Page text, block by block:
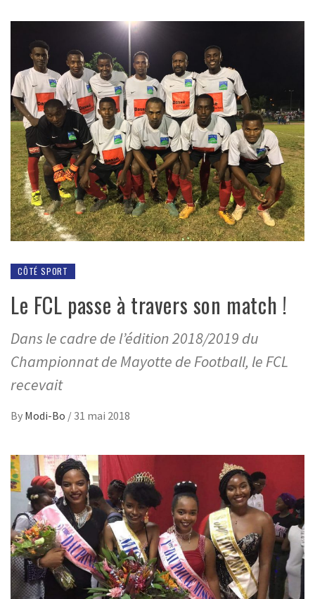
CÔTÉ SPORT
Le FCL passe à travers son match !
Dans le cadre de l’édition 2018/2019 du
Championnat de Mayotte de Football, le FCL
recevait
By Modi-Bo / 31 mai 2018